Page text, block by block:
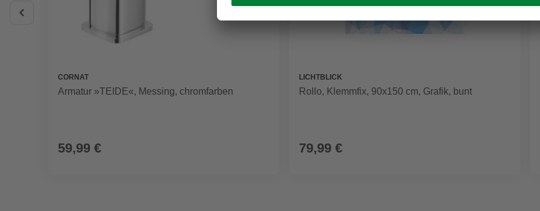
CORNAT
Armatur »TEIDE«, Messing, chromfarben
59,99 €
LICHTBLICK
Rollo, ‎‎Klemmfix, 90x150 cm‎, Grafik, bunt
79,99 €